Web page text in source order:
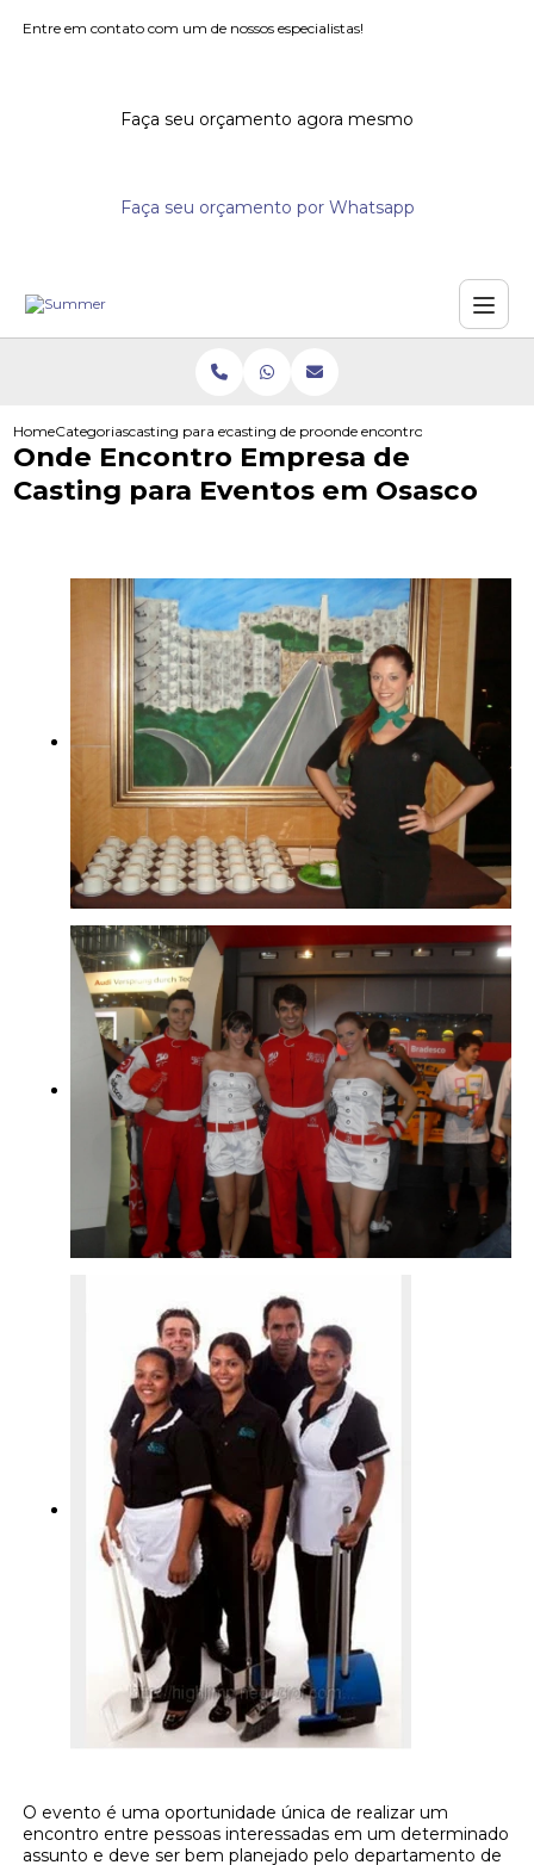
Entre em contato com um de nossos especialistas!
Faça seu orçamento agora mesmo
Faça seu orçamento por Whatsapp
HomeCategoriascasting para eventoscasting de promotores para eventos
onde encontro empresa de
Onde Encontro Empresa de
Casting para Eventos em Osasco
O evento é uma oportunidade única de realizar um
encontro entre pessoas interessadas em um determinado
assunto e deve ser bem planejado pelo departamento de